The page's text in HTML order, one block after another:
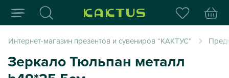
Интернет-магазин
Интернет-магазин презентов и сувениров “КАКТУС”
Зеркало Тюльпан металл